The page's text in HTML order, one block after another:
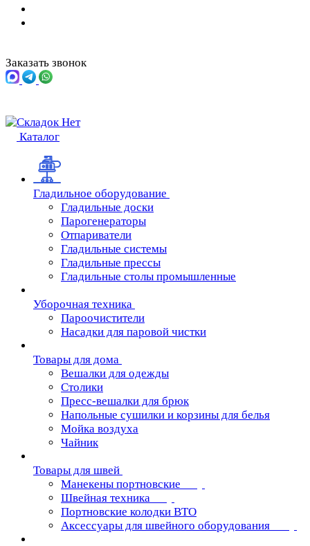
Заказать звонок
Каталог
Гладильное оборудование
Гладильные доски
Парогенераторы
Отпариватели
Гладильные системы
Гладильные прессы
Гладильные столы промышленные
Уборочная техника
Пароочистители
Насадки для паровой чистки
Товары для дома
Вешалки для одежды
Столики
Пресс-вешалки для брюк
Напольные сушилки и корзины для белья
Мойка воздуха
Чайник
Товары для швей
Манекены портновские
Швейная техника
Портновские колодки ВТО
Аксессуары для швейного оборудования